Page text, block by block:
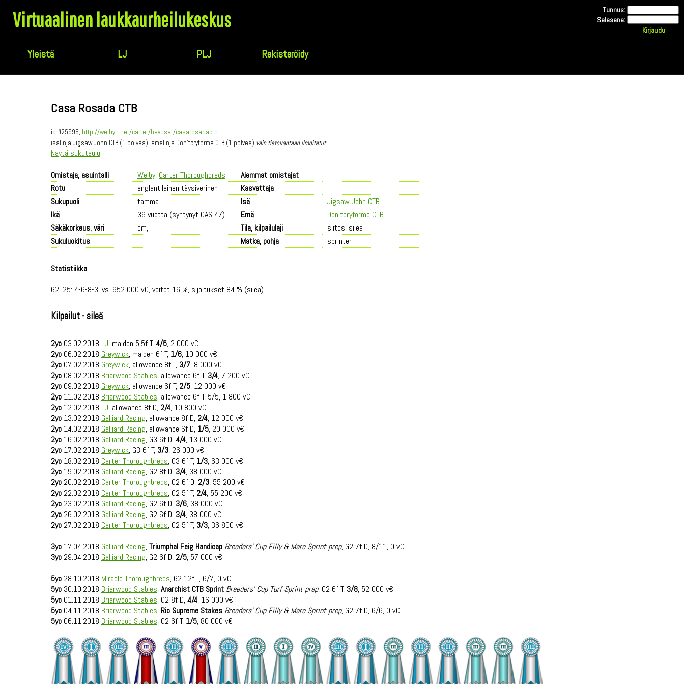
Virtuaalinen laukkaurheilukeskus
Yleistä LJ PLJ Rekisteröidy
Tunnus:
Salasana:
Casa Rosada CTB
id #25996, http://welbyn.net/carter/hevoset/casarosadactb
isälinja Jigsaw John CTB (1 polvea), emälinja Don'tcryforme CTB (1 polvea) vain tietokantaan ilmoitetut
Näytä sukutaulu
Omistaja, asuintalli Welby, Carter Thoroughbreds
Aiemmat omistajat
Rotu
englantilainen täysiverinen
Kasvattaja
Sukupuoli
tamma Isä
Jigsaw John CTB
Ikä
39 vuotta (syntynyt CAS 47) Emä
Don'tcryforme CTB
Säkäkorkeus, väri
cm, Tila, kilpailulaji
siitos, sileä
Sukuluokitus
- Matka, pohja sprinter
Statistiikka
G2, 25: 4-6-8-3, vs. 652 000 v€, voitot 16 %, sijoitukset 84 % (sileä)
Kilpailut - sileä
2yo 03.02.2018 LJ, maiden 5.5f T, 4/5, 2 000 v€
2yo 06.02.2018 Greywick, maiden 6f T, 1/6, 10 000 v€
2yo 07.02.2018 Greywick, allowance 8f T, 3/7, 8 000 v€
2yo 08.02.2018 Briarwood Stables, allowance 6f T, 3/4, 7 200 v€
2yo 09.02.2018 Greywick, allowance 6f T, 2/5, 12 000 v€
2yo 11.02.2018 Briarwood Stables, allowance 6f T, 5/5, 1 800 v€
2yo 12.02.2018 LJ, allowance 8f D, 2/4, 10 800 v€
2yo 13.02.2018 Galliard Racing, allowance 8f D, 2/4, 12 000 v€
2yo 14.02.2018 Galliard Racing, allowance 6f D, 1/5, 20 000 v€
2yo 16.02.2018 Galliard Racing, G3 6f D, 4/4, 13 000 v€
2yo 17.02.2018 Greywick, G3 6f T, 3/3, 26 000 v€
2yo 18.02.2018 Carter Thoroughbreds, G3 6f T, 1/3, 63 000 v€
2yo 19.02.2018 Galliard Racing, G2 8f D, 3/4, 38 000 v€
2yo 20.02.2018 Carter Thoroughbreds, G2 6f D, 2/3, 55 200 v€
2yo 22.02.2018 Carter Thoroughbreds, G2 5f T, 2/4, 55 200 v€
2yo 23.02.2018 Galliard Racing, G2 6f D, 3/6, 38 000 v€
2yo 26.02.2018 Galliard Racing, G2 6f D, 3/4, 38 000 v€
2yo 27.02.2018 Carter Thoroughbreds, G2 5f T, 3/3, 36 800 v€
3yo 17.04.2018 Galliard Racing, Triumphal Feig Handicap Breeders' Cup Filly & Mare Sprint prep, G2 7f D, 8/11, 0 v€
3yo 29.04.2018 Galliard Racing, G2 6f D, 2/5, 57 000 v€
5yo 28.10.2018 Miracle Thoroughbreds, G2 12f T, 6/7, 0 v€
5yo 30.10.2018 Briarwood Stables, Anarchist CTB Sprint Breeders' Cup Turf Sprint prep, G2 6f T, 3/8, 52 000 v€
5yo 01.11.2018 Briarwood Stables, G2 8f D, 4/4, 16 000 v€
5yo 04.11.2018 Briarwood Stables, Rio Supreme Stakes Breeders' Cup Filly & Mare Sprint prep, G2 7f D, 6/6, 0 v€
5yo 06.11.2018 Briarwood Stables, G2 6f T, 1/5, 80 000 v€